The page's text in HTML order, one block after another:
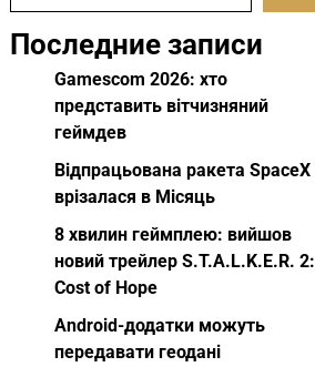
Последние записи
Gamescom 2026: хто
представить вітчизняний
геймдев
Відпрацьована ракета SpaceX
врізалася в Місяць
8 хвилин геймплею: вийшов
новий трейлер S.T.A.L.K.E.R. 2:
Cost of Hope
Android-додатки можуть
передавати геодані